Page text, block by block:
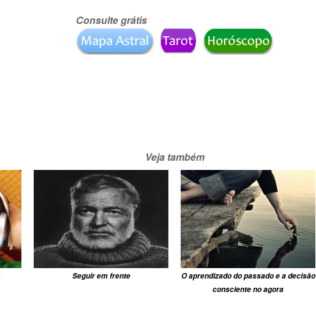
Consulte grátis
Veja também
Seguir em frente
O aprendizado do passado e a decisão
consciente no agora